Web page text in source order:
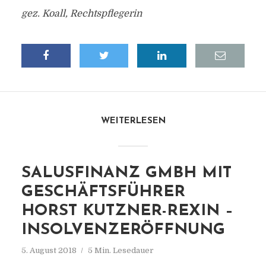
gez. Koall, Rechtspflegerin
WEITERLESEN
SALUSFINANZ GMBH MIT
GESCHÄFTSFÜHRER
HORST KUTZNER-REXIN –
INSOLVENZERÖFFNUNG
5. August 2018 5 Min. Lesedauer